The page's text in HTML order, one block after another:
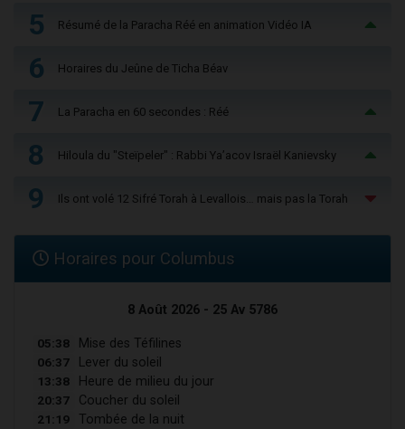
5 Résumé de la Paracha Réé en animation Vidéo IA
6 Horaires du Jeûne de Ticha Béav
7 La Paracha en 60 secondes : Réé
8 Hiloula du "Steïpeler" : Rabbi Ya’acov Israël Kanievsky
9 Ils ont volé 12 Sifré Torah à Levallois… mais pas la Torah
Horaires pour Columbus
8 Août 2026 - 25 Av 5786
05:38 Mise des Téfilines
06:37 Lever du soleil
13:38 Heure de milieu du jour
20:37 Coucher du soleil
21:19 Tombée de la nuit